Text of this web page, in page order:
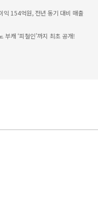
익 154억원, 전년 동기 대비 매출
캐 ‘피철인’까지 최초 공개!